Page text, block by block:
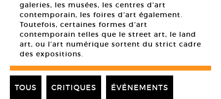
galeries, les musées, les centres d’art
contemporain, les foires d’art également.
Toutefois, certaines formes d’art
contemporain telles que le street art, le land
art, ou l’art numérique sortent du strict cadre
des expositions.
TOUS CRITIQUES ÉVÉNEMENTS